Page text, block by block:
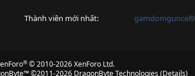
Thành viên mới nhất gamdomguncel9
® © 2010-2026 XenForo Ltd.
©2011-2026 DragonByte Technologies(Details)